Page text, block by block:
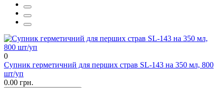
0
Супник герметичний для перших страв SL-143 на 350 мл, 800
шт/уп
0.00 грн.